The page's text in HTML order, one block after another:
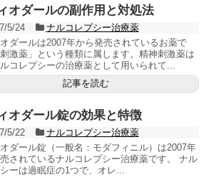
オダールの副作用と対処法
5/24
ナルコレプシー治療薬
ダールは2007年から発売されているお薬で
刺激薬」という種類に属します。精神刺激薬は
コレプシーの治療薬として用いられて...
記事を読む
オダール錠の効果と特徴
5/22
ナルコレプシー治療薬
ダール錠（一般名：モダフィニル）は2007年
されているナルコレプシー治療薬です。 ナル
ーは過眠症の1つで、オレ...